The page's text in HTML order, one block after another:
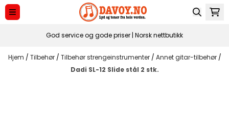
Hopp til innhold
God service og gode priser | Norsk nettbutikk
Hjem / Tilbehør / Tilbehør strengeinstrumenter / Annet gitar-tilbehør /
Dadi SL-12 Slide stål 2 stk.